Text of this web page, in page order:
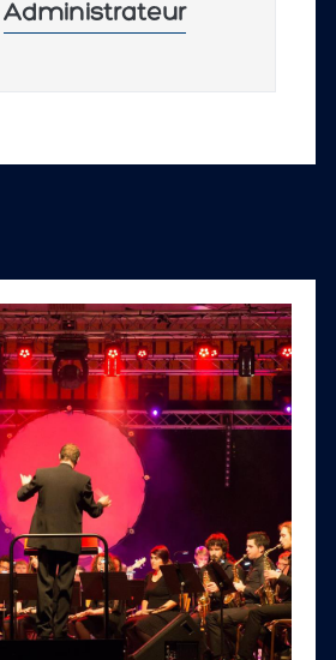
Administrateur